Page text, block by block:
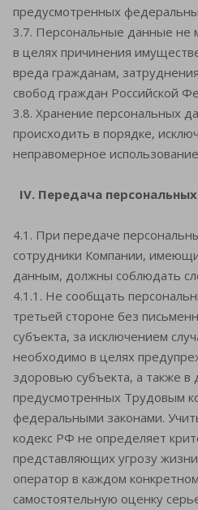
предусмотренных
3.7. Персональные данные не
в целях причинения
вреда гражданам,
свобод граждан Российской
3.8. Хранение персональных
происходить в порядке,
неправомерное
IV. Передача
4.1. При передаче
сотрудники Компании,
данным, должны соблюдать
4.1.1. Не сообщать
третьей стороне без
субъекта, за исключением
необходимо в целях
здоровью субъекта, а также в
предусмотренных Трудовым
федеральными законами.
кодекс РФ не определяет
представляющих угрозу
оператор в каждом
самостоятельную оценку